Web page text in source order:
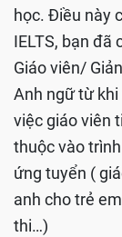
học. Điều này
IELTS, bạn đã
Giáo viên/
Anh ngữ từ
việc giáo viên
thuộc vào
ứng tuyển (
anh cho trẻ
thi…)